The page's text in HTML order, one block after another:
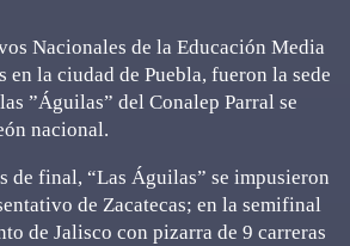
Nacionales de la Educación Media
en la ciudad de Puebla, fueron la sede
”Águilas” del Conalep Parral se
nacional.
de final, “Las Águilas” se impusieron
de Zacatecas; en la semifinal
de Jalisco con pizarra de 9 carreras